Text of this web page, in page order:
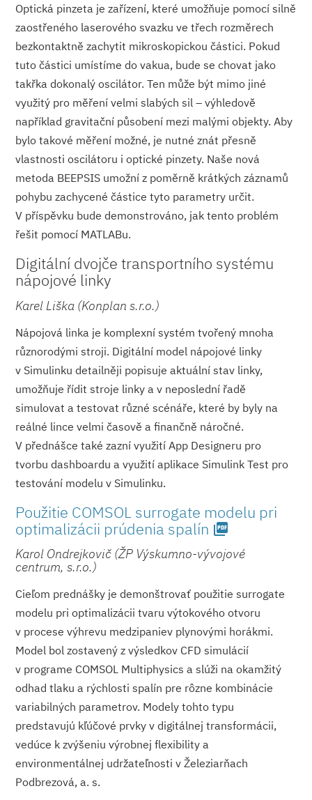
Optická pinzeta je zařízení, které umožňuje pomocí silně
zaostřeného laserového svazku ve třech rozměrech
bezkontaktně zachytit mikroskopickou částici. Pokud
tuto částici umístíme do vakua, bude se chovat jako
takřka dokonalý oscilátor. Ten může být mimo jiné
využitý pro měření velmi slabých sil – výhledově
například gravitační působení mezi malými objekty. Aby
bylo takové měření možné, je nutné znát přesně
vlastnosti oscilátoru i optické pinzety. Naše nová
metoda BEEPSIS umožní z poměrně krátkých záznamů
pohybu zachycené částice tyto parametry určit.
V příspěvku bude demonstrováno, jak tento problém
řešit pomocí MATLABu.
Digitální dvojče transportního systému
nápojové linky
Karel Liška (Konplan s.r.o.)
Nápojová linka je komplexní systém tvořený mnoha
různorodými stroji. Digitální model nápojové linky
v Simulinku detailněji popisuje aktuální stav linky,
umožňuje řídit stroje linky a v neposlední řadě
simulovat a testovat různé scénáře, které by byly na
reálné lince velmi časově a finančně náročné.
V přednášce také zazní využití App Designeru pro
tvorbu dashboardu a využití aplikace Simulink Test pro
testování modelu v Simulinku.
Použitie COMSOL surrogate modelu pri
optimalizácii prúdenia spalín picture_as_pdf
Karol Ondrejkovič (ŽP Výskumno-vývojové
centrum, s.r.o.)
Cieľom prednášky je demonštrovať použitie surrogate
modelu pri optimalizácii tvaru výtokového otvoru
v procese výhrevu medzipaniev plynovými horákmi.
Model bol zostavený z výsledkov CFD simulácií
v programe COMSOL Multiphysics a slúži na okamžitý
odhad tlaku a rýchlosti spalín pre rôzne kombinácie
variabilných parametrov. Modely tohto typu
predstavujú kľúčové prvky v digitálnej transformácii,
vedúce k zvýšeniu výrobnej flexibility a
environmentálnej udržateľnosti v Železiarňach
Podbrezová, a. s.